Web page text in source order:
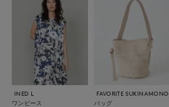
INED L
ワンピース
FAVORITE SUKINAMONO
バッグ